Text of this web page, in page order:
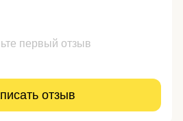
первый отзыв
отзыв